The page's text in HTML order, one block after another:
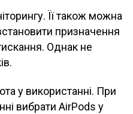
Її також можна
призначення
Однак не
у використанні. При
вибрати AirPods у